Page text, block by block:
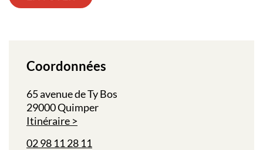
Coordonnées
65 avenue de Ty Bos
29000 Quimper
Itinéraire
02 98 11 28 11